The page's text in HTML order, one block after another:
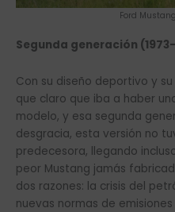
Ford
Segunda generación
Con su diseño deportivo y
que claro que iba a haber
modelo, y esa segunda
desgracia, esta versión no
predecesora, llegando
peor Mustang jamás
dos razones: la crisis del
nuevas normas de